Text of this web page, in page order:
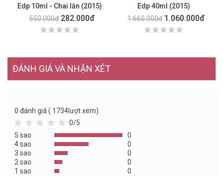
Edp 10ml - Chai lăn (2015)
550.000đ 282.000đ
Edp 40ml (2015)
1.660.000đ 1.060.000đ
ĐÁNH GIÁ VÀ NHẬN XÉT
0 đánh giá ( 1734lượt xem)
0/5
5 sao
0
4 sao
0
3 sao
0
2 sao
0
1 sao
0